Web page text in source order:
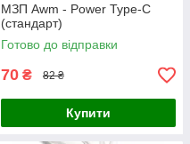
МЗП Awm - Power Type-C
(стандарт)
Готово до відправки
70 ₴ 82 ₴
Купити